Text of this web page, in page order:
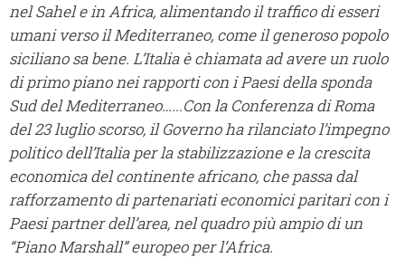
nel Sahel e in Africa, alimentando il traffico di esseri
umani verso il Mediterraneo, come il generoso popolo
siciliano sa bene. L’Italia è chiamata ad avere un ruolo
di primo piano nei rapporti con i Paesi della sponda
Sud del Mediterraneo…...Con la Conferenza di Roma
del 23 luglio scorso, il Governo ha rilanciato l’impegno
politico dell’Italia per la stabilizzazione e la crescita
economica del continente africano, che passa dal
rafforzamento di partenariati economici paritari con i
Paesi partner dell’area, nel quadro più ampio di un
“Piano Marshall” europeo per l’Africa.